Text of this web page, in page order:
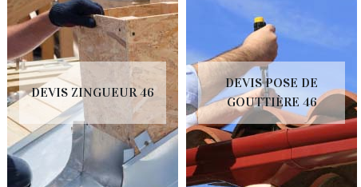
DEVIS ZINGUEUR 46
DEVIS POSE DE
GOUTTIÈRE 46